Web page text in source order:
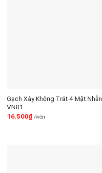
Gạch Xây Không Trát 4 Mặt Nhẵn
VN01
16.500₫/viên